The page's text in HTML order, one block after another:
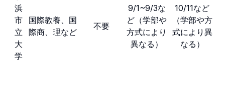
浜
市
立
大
学
国際教養、国
際商、理など
不要
9/1~9/3な
ど（学部や
方式により
異なる）
10/11など
（学部や方
式により異
なる）